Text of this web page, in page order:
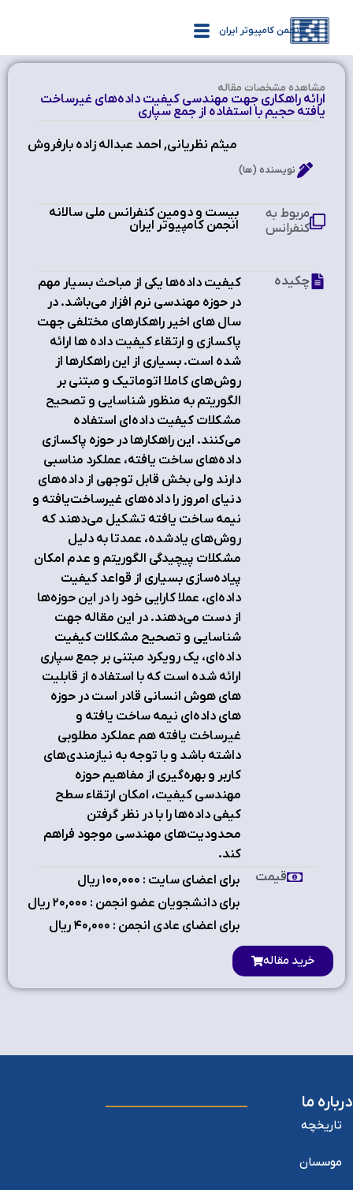
انجمن کامپیوتر ایران
مشاهده‌ مشخصات مقاله
ارائه راهکاری جهت مهندسی کیفیت داده‌های غیرساخت
یافته حجیم با استفاده از جمع سپاری
میثم نظریانی, احمد عبداله زاده بارفروش
نویسنده (ها)
بیست و دومین کنفرانس ملی سالانه
انجمن کامپیوتر ایران
مربوط به
کنفرانس
کیفیت داده‌ها یکی از مباحث بسیار مهم
در حوزه مهندسی نرم افزار می‌باشد. در
سال های اخیر راهکارهای مختلفی جهت
پاکسازی و ارتقاء کیفیت داده ها ارائه
شده است. بسیاری از این راهکارها از
روش‌های کاملا اتوماتیک و مبتنی بر
الگوریتم به منظور شناسایی و تصحیح
مشکلات کیفیت‌ داده‌ای استفاده
می‌کنند. این راهکارها در حوزه پاکسازی
داده‌های ساخت یافته، عملکرد مناسبی
دارند ولی بخش قابل توجهی از داده‌های
دنیای امروز را داده‌های غیرساخت‌یافته و
نیمه ساخت یافته تشکیل می‌دهند که
روش‌های یادشده، عمدتا به دلیل
مشکلات پیچیدگی الگوریتم و عدم امکان
پیاده‌سازی بسیاری از قواعد کیفیت
داده‌ای، عملا کارایی خود را در این حوزه‌ها
از دست می‌دهند. در این مقاله جهت
شناسایی و تصحیح مشکلات کیفیت
داده‌ای، یک رویکرد مبتنی بر جمع سپاری
ارائه شده است که با استفاده از قابلیت
های هوش انسانی قادر است در حوزه
های داده‌ای نیمه ساخت یافته و
غیرساخت یافته هم عملکرد مطلوبی
داشته باشد و با توجه به نیازمندی‌های
کاربر و بهره‌گیری از مفاهیم حوزه
مهندسی کیفیت، امکان ارتقاء سطح
کیفی داده‌ها را با در نظر گرفتن
محدودیت‌های مهندسی موجود فراهم
کند.
چکیده
برای اعضای سایت : ۱٠٠,٠٠٠ ریال
برای دانشجویان عضو انجمن : ۲٠,٠٠٠ ریال
برای اعضای عادی انجمن : ۴٠,٠٠٠ ریال
قیمت
خرید مقاله
درباره ما
تاریخچه
موسسان